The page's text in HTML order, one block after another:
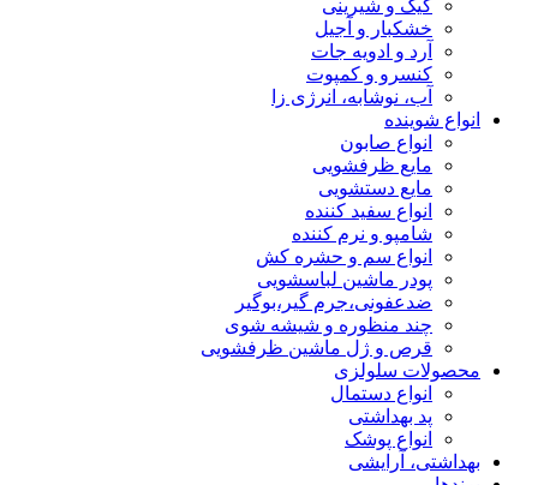
کیک و شیرینی
خشکبار و آجیل
آرد و ادویه جات
کنسرو و کمپوت
آب، نوشابه، انرژی زا
انواع شوینده
انواع صابون
مایع ظرفشویی
مایع دستشویی
انواع سفید کننده
شامپو و نرم کننده
انواع سم و حشره کش
پودر ماشین لباسشویی
ضدعفونی،جرم گیر،بوگیر
چند منظوره و شیشه شوی
قرص و ژل ماشین ظرفشویی
محصولات سلولزی
انواع دستمال
پد بهداشتی
انواع پوشک
بهداشتی، آرایشی